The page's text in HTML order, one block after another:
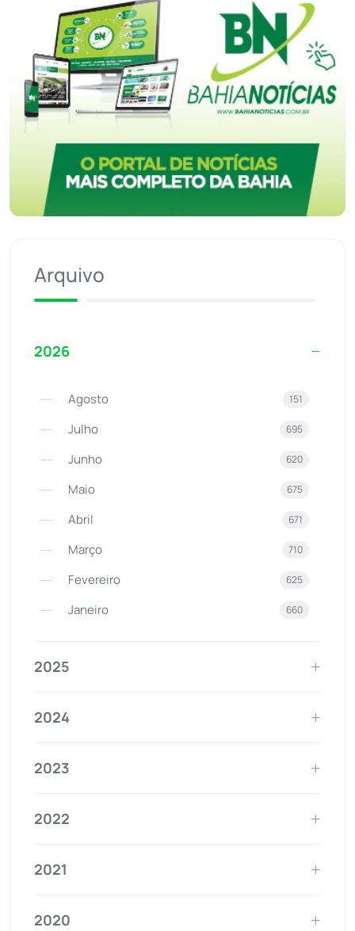
Arquivo
2026
Agosto 151
Julho 695
Junho 620
Maio 675
Abril 671
Março 710
Fevereiro 625
Janeiro 660
2025
2024
2023
2022
2021
2020